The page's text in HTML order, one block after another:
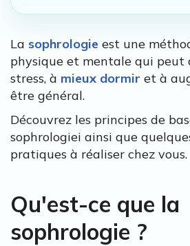
La sophrologie est une
physique et mentale qui peut
stress, à mieux dormir et à
être général.
Découvrez les principes de
sophrologiei ainsi que
pratiques à réaliser chez vous.
Qu'est-ce que la
sophrologie ?